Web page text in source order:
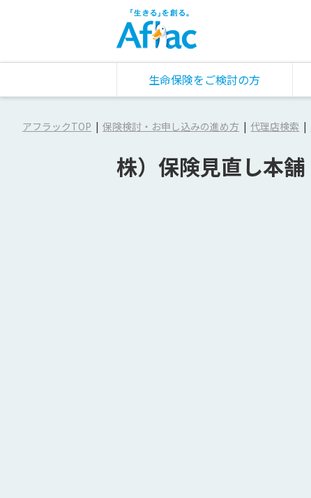
生命保険をご検討の方
アフラックTOP 保険検討・お申し込みの進め方 代理店検索
株）保険見直し本舗